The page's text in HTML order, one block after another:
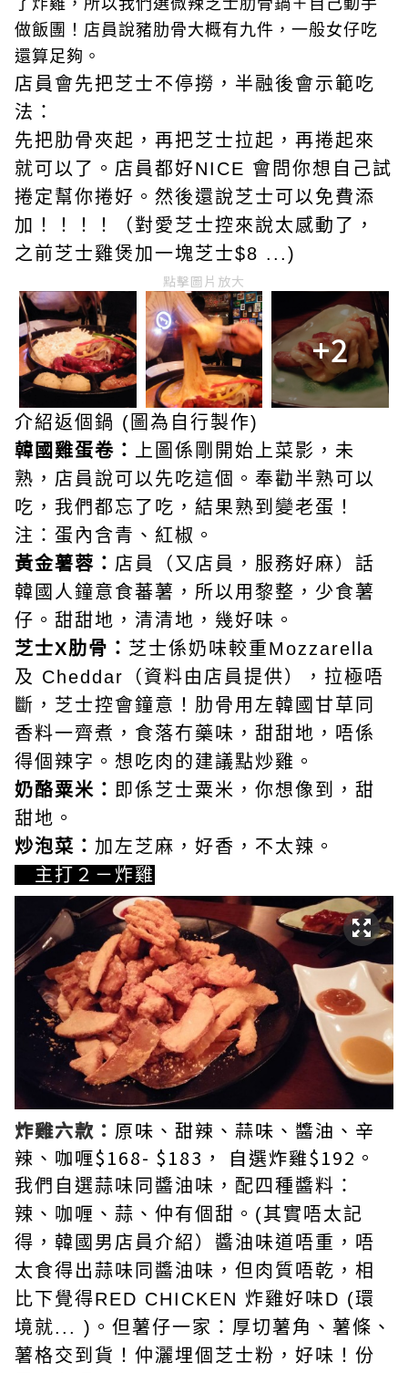
做飯團！店員說豬肋骨大概有九件，一般女仔吃
還算足夠。
店員會先把芝士不停撈，半融後會示範吃
法：
先把肋骨夾起，再把芝士拉起，再捲起來
就可以了。店員都好NICE 會問你想自己試
捲定幫你捲好。然後還說芝士可以免費添
加！！！！（對愛芝士控來說太感動了，
之前芝士雞煲加一塊芝士$8 ...)
點擊圖片放大
+2
介紹返個鍋 (圖為自行製作)
韓國雞蛋卷：
上圖係剛開始上菜影，未
熟，店員說可以先吃這個。奉勸半熟可以
吃，我們都忘了吃，結果熟到變老蛋！
注：蛋內含青、紅椒。
黃金薯蓉： 店員（又店員，服務好麻）話
韓國人鐘意食蕃薯，所以用黎整，少食薯
仔。甜甜地，清清地，幾好味。
芝士X肋骨： 芝士係奶味較重Mozzarella
及 Cheddar（資料由店員提供），拉極唔
斷，芝士控會鐘意！肋骨用左韓國甘草同
香料一齊煮，食落冇藥味，甜甜地，唔係
得個辣字。想吃肉的建議點炒雞。
奶酪粟米： 即係芝士粟米，你想像到，甜
甜地。
炒泡菜： 加左芝麻，好香，不太辣。
主打２－炸雞
炸雞六款： 原味、甜辣、蒜味、醬油、辛
辣、咖喱$168- $183， 自選炸雞$192。
我們自選蒜味同醬油味，配四種醬料：
辣、咖喱、蒜、仲有個甜。(其實唔太記
得，韓國男店員介紹）醬油味道唔重，唔
太食得出蒜味同醬油味，但肉質唔乾，相
比下覺得RED CHICKEN 炸雞好味D (環
境就... )。但薯仔一家：厚切薯角、薯條、
薯格交到貨！仲灑埋個芝士粉，好味！份